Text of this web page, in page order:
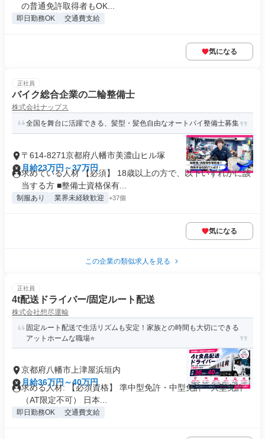
の普通免許取得者もOK...
即日勤務OK 交通費支給
気になる
正社員
バイク総合企業の二輪整備士
株式会社ナップス
全国を舞台に活躍できる、髪型・髪色自由なオートバイ整備士募集
〒614-8271京都府八幡市美濃山ヒル塚
月給23万円～37万円
求めている人材 【必須】 18歳以上の方で、以下いずれかに該
当する方 ■整備士資格保有...
制服あり 業界未経験歓迎 +37個
気になる
この企業の類似求人を見る
正社員
4t配送ドライバー/固定ルート配送
株式会社想尽運輸
固定ルート配送で生活リズムも安定！家族との時間も大切にできる
アットホームな職場⭐
京都府八幡市上津屋浜垣内
月給36万円～40万円
求める人材: 【必須資格】 準中型免許・中型免許・大型免許
（AT限定不可） 日本...
即日勤務OK 交通費支給